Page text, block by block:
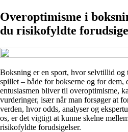
Overoptimisme i
du risikofyldte
Boksning er en sport, hvor selvtillid og
spillet – både for bokserne og for
entusiasmen bliver til overoptimisme,
vurderinger, især når man forsøger at
verden, hvor odds, analyser og
os, er det vigtigt at kunne skelne
risikofyldte forudsigelser.